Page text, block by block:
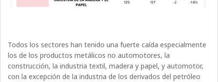
Todos los sectores han tenido una fuerte caída especialmente
los de los productos metálicos no automotores, la
construcción, la industria textil, madera y papel, y automotor,
con la excepción de la industria de los derivados del petróleo